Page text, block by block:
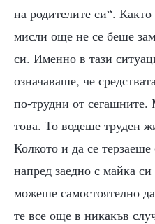
на родителите си“.
мисли още не се беше
си. Именно в тази
означаваше, че
по-трудни от сегашните.
това. То водеше труден
Колкото и да се
напред заедно с майка
можеше самостоятелно
те все още в никакъв